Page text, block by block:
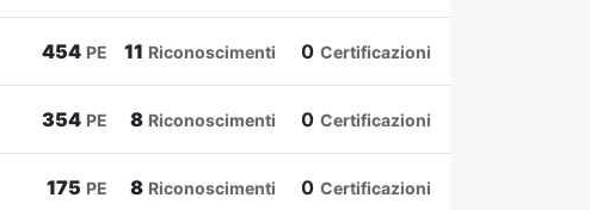
454 PE 11 Riconoscimenti 0 Certificazioni
354 PE 8 Riconoscimenti 0 Certificazioni
175 PE 8 Riconoscimenti 0 Certificazioni